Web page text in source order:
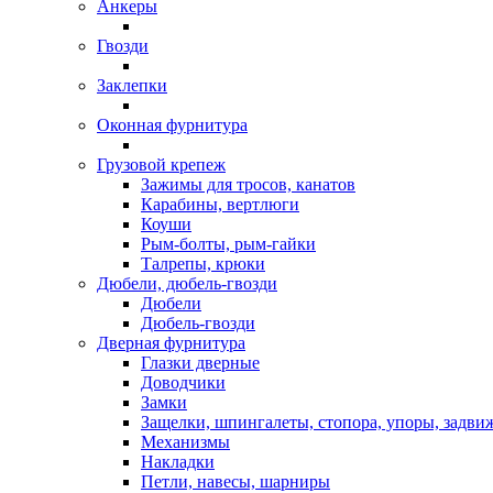
Анкеры
Гвозди
Заклепки
Оконная фурнитура
Грузовой крепеж
Зажимы для тросов, канатов
Карабины, вертлюги
Коуши
Рым-болты, рым-гайки
Талрепы, крюки
Дюбели, дюбель-гвозди
Дюбели
Дюбель-гвозди
Дверная фурнитура
Глазки дверные
Доводчики
Замки
Защелки, шпингалеты, стопора, упоры,
Механизмы
Накладки
Петли, навесы, шарниры